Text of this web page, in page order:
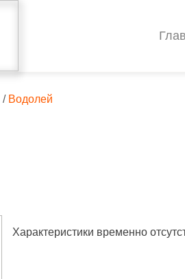
/Водолей
Характеристики временно